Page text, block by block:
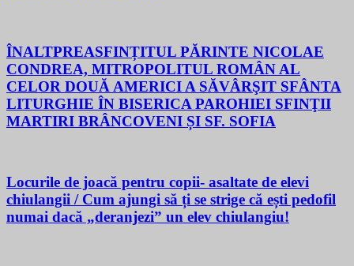
ÎNALTPREASFINȚITUL PĂRINTE NICOLAE
CONDREA, MITROPOLITUL ROMÂN AL
CELOR DOUĂ AMERICI A SĂVÂRŞIT SFÂNTA
LITURGHIE ÎN BISERICA PAROHIEI SFINŢII
MARTIRI BRÂNCOVENI ȘI SF. SOFIA
Locurile de joacă pentru copii- asaltate de elevi
chiulangii / Cum ajungi să ți se strige că ești pedofil
numai dacă „deranjezi” un elev chiulangiu!